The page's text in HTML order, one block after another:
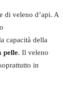
di veleno d’api. A
capacità della
pelle. Il veleno
in